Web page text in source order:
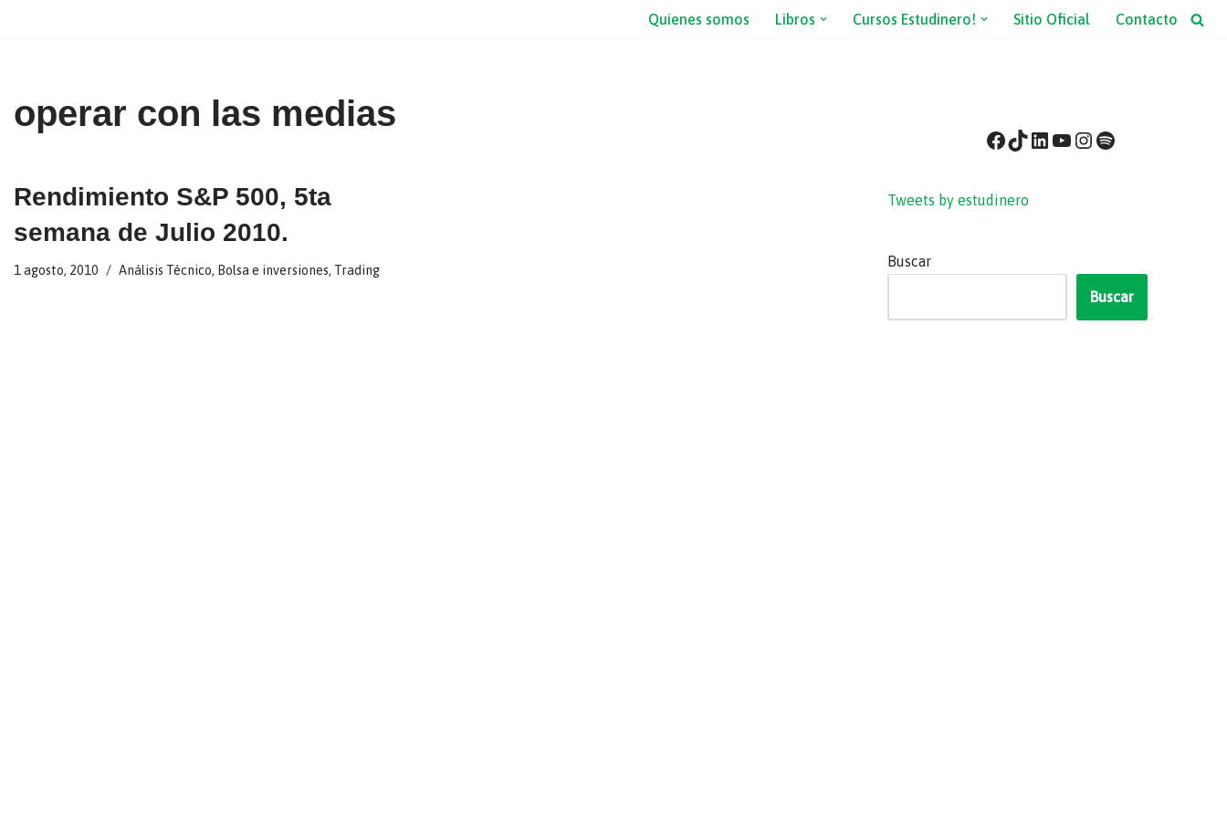
Quienes somos Libros Cursos Estudinero! Sitio Oficial Contacto
operar con las medias
Rendimiento S&P 500, 5ta
semana de Julio 2010.
1 agosto, 2010 Análisis Técnico, Bolsa e inversiones, Trading
Tweets by estudinero
Buscar
Buscar